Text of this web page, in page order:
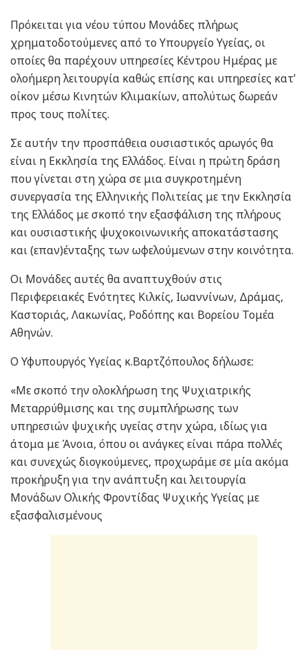
Πρόκειται για νέου τύπου Μονάδες πλήρως
χρηματοδοτούμενες από το Υπουργείο Υγείας, οι
οποίες θα παρέχουν υπηρεσίες Κέντρου Ημέρας με
ολοήμερη λειτουργία καθώς επίσης και υπηρεσίες κατ’
οίκον μέσω Κινητών Κλιμακίων, απολύτως δωρεάν
προς τους πολίτες.
Σε αυτήν την προσπάθεια ουσιαστικός αρωγός θα
είναι η Εκκλησία της Ελλάδος. Είναι η πρώτη δράση
που γίνεται στη χώρα σε μια συγκροτημένη
συνεργασία της Ελληνικής Πολιτείας με την Εκκλησία
της Ελλάδος με σκοπό την εξασφάλιση της πλήρους
και ουσιαστικής ψυχοκοινωνικής αποκατάστασης
και (επαν)ένταξης των ωφελούμενων στην κοινότητα.
Οι Μονάδες αυτές θα αναπτυχθούν στις
Περιφερειακές Ενότητες Κιλκίς, Ιωαννίνων, Δράμας,
Καστοριάς, Λακωνίας, Ροδόπης και Βορείου Τομέα
Αθηνών.
Ο Υφυπουργός Υγείας κ.Βαρτζόπουλος δήλωσε:
«Με σκοπό την ολοκλήρωση της Ψυχιατρικής
Μεταρρύθμισης και της συμπλήρωσης των
υπηρεσιών ψυχικής υγείας στην χώρα, ιδίως για
άτομα με Άνοια, όπου οι ανάγκες είναι πάρα πολλές
και συνεχώς διογκούμενες, προχωράμε σε μία ακόμα
προκήρυξη για την ανάπτυξη και λειτουργία
Μονάδων Ολικής Φροντίδας Ψυχικής Υγείας με
εξασφαλισμένους